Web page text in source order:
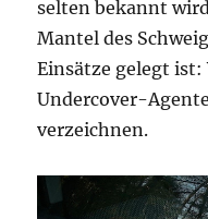
selten bekannt
Mantel des
Einsätze gelegt
Undercover-
verzeichnen.